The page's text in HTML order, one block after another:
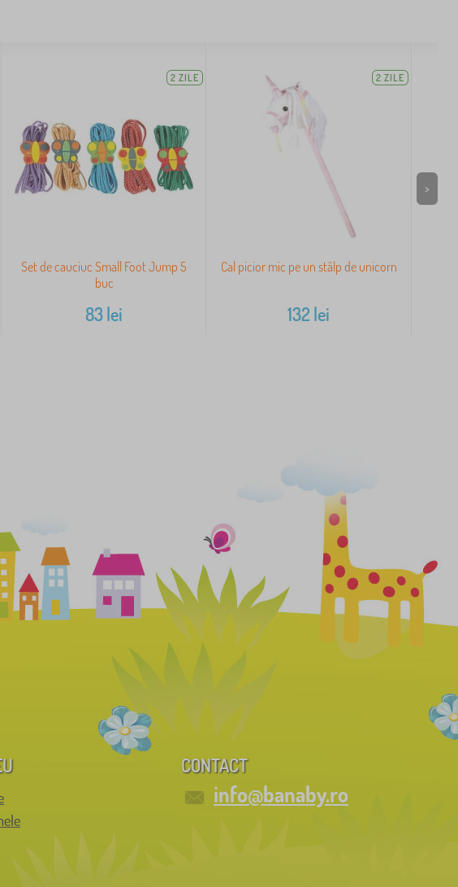
2 ZILE
Set de cauciuc Small Foot Jump 5
buc
83lei
2 ZILE
Cal picior mic pe un stâlp de unicorn
132 lei
>
CONTACT
info@banaby.ro